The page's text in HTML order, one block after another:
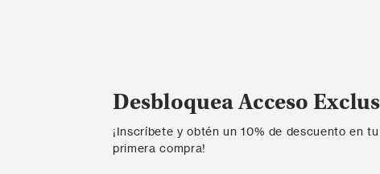
Desbloquea Acceso
¡Inscríbete y obtén un 10% de descuento en tu
primera compra!